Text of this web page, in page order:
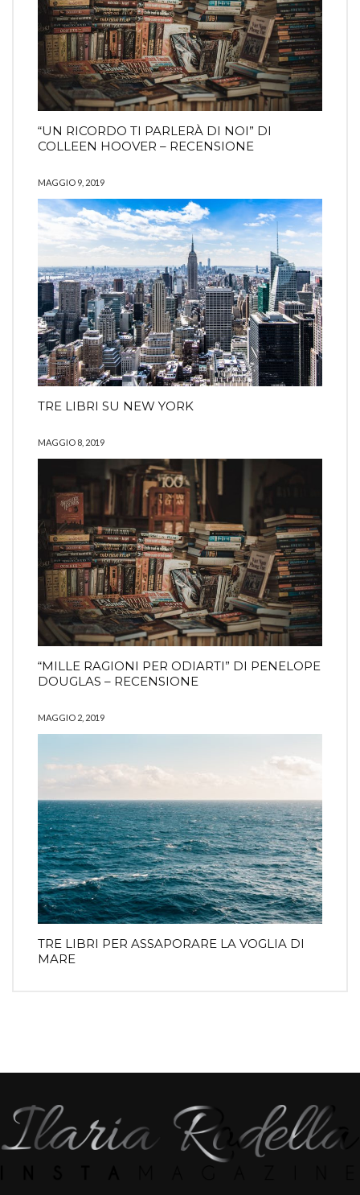
“UN RICORDO TI PARLERÀ DI NOI” DI
COLLEEN HOOVER – RECENSIONE
MAGGIO 9, 2019
TRE LIBRI SU NEW YORK
MAGGIO 8, 2019
“MILLE RAGIONI PER ODIARTI” DI PENELOPE
DOUGLAS – RECENSIONE
MAGGIO 2, 2019
TRE LIBRI PER ASSAPORARE LA VOGLIA DI
MARE